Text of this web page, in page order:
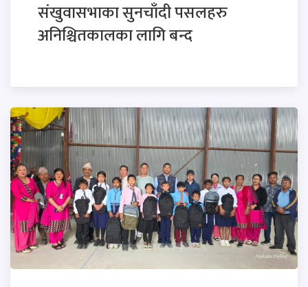
संखुवासभाका सुनचाँदी पसलहरु
अनिश्चितकालका लागि बन्द